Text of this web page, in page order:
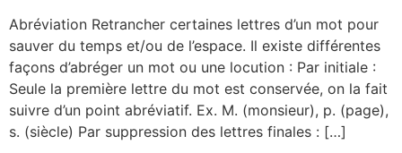
Abréviation Retrancher certaines lettres d’un mot pour
sauver du temps et/ou de l’espace. Il existe différentes
façons d’abréger un mot ou une locution : Par initiale :
Seule la première lettre du mot est conservée, on la fait
suivre d’un point abréviatif. Ex. M. (monsieur), p. (page),
s. (siècle) Par suppression des lettres finales : […]